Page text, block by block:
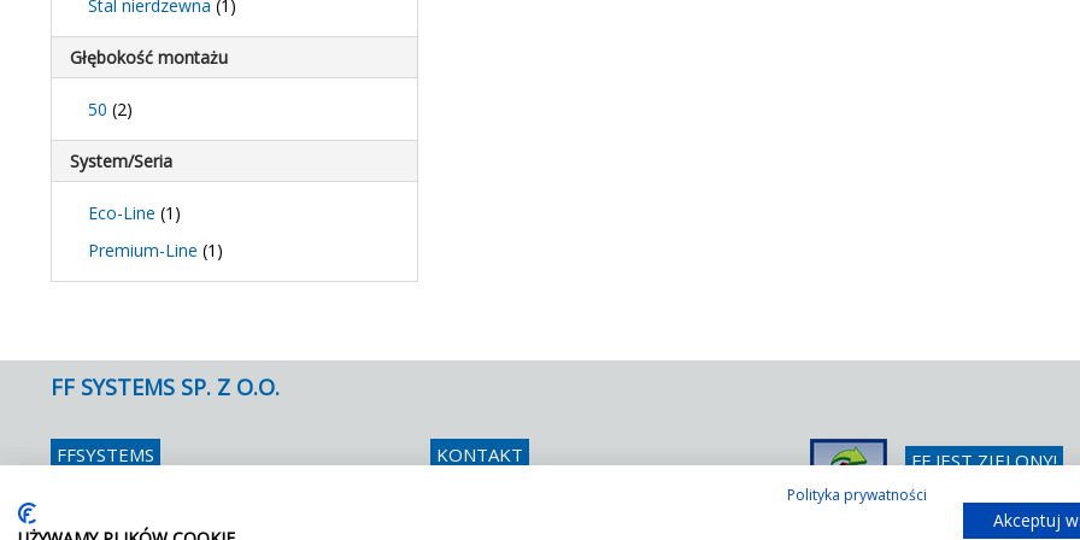
Stal nierdzewna (1)
Głębokość montażu
50 (2)
System/Seria
Eco-Line (1)
Premium-Line (1)
FF SYSTEMS SP. Z O.O.
FFSYSTEMS KONTAKT FF JEST ZIELONY!
Wystarczy poprosić o
Polityka prywatności
Akceptuj